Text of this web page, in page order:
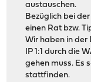
austauschen.
Bezüglich bei
einen Rat bzw.
Wir haben in der
IP 1:1 durch die
gehen muss. Es
stattfinden.